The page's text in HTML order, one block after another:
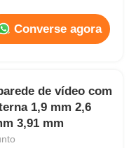
Converse agora
de vídeo com
1,9 mm 2,6
3,91 mm